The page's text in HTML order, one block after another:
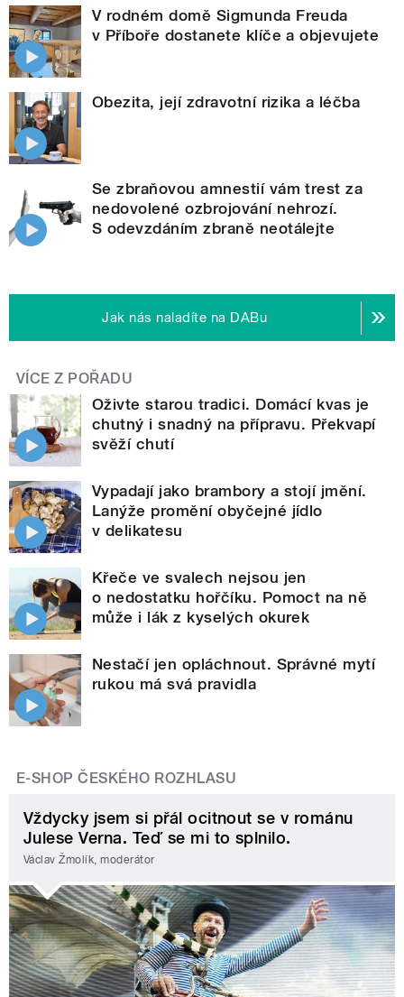
V rodném domě Sigmunda Freuda
v Příboře dostanete klíče a objevujete
Obezita, její zdravotní rizika a léčba
Se zbraňovou amnestií vám trest za
nedovolené ozbrojování nehrozí.
S odevzdáním zbraně neotálejte
Jak nás naladíte na DABu
VÍCE Z POŘADU
Oživte starou tradici. Domácí kvas je
chutný i snadný na přípravu. Překvapí
svěží chutí
Vypadají jako brambory a stojí jmění.
Lanýže promění obyčejné jídlo
v delikatesu
Křeče ve svalech nejsou jen
o nedostatku hořčíku. Pomoct na ně
může i lák z kyselých okurek
Nestačí jen opláchnout. Správné mytí
rukou má svá pravidla
E-SHOP ČESKÉHO ROZHLASU
Vždycky jsem si přál ocitnout se v románu
Julese Verna. Teď se mi to splnilo.
Václav Žmolík, moderátor